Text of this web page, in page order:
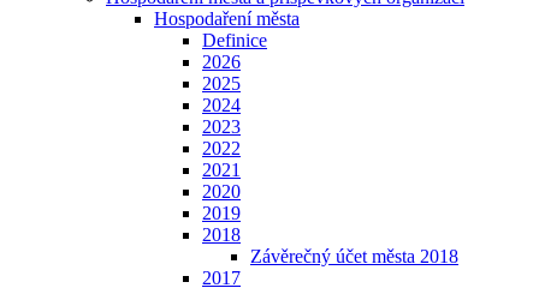
Hospodaření města
Definice
2026
2025
2024
2023
2022
2021
2020
2019
2018
Závěrečný účet města 2018
2017